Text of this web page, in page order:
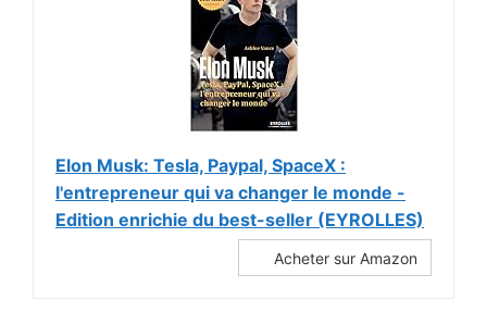
Elon Musk: Tesla, Paypal, SpaceX :
l'entrepreneur qui va changer le monde -
Edition enrichie du best-seller (EYROLLES)
Acheter sur Amazon